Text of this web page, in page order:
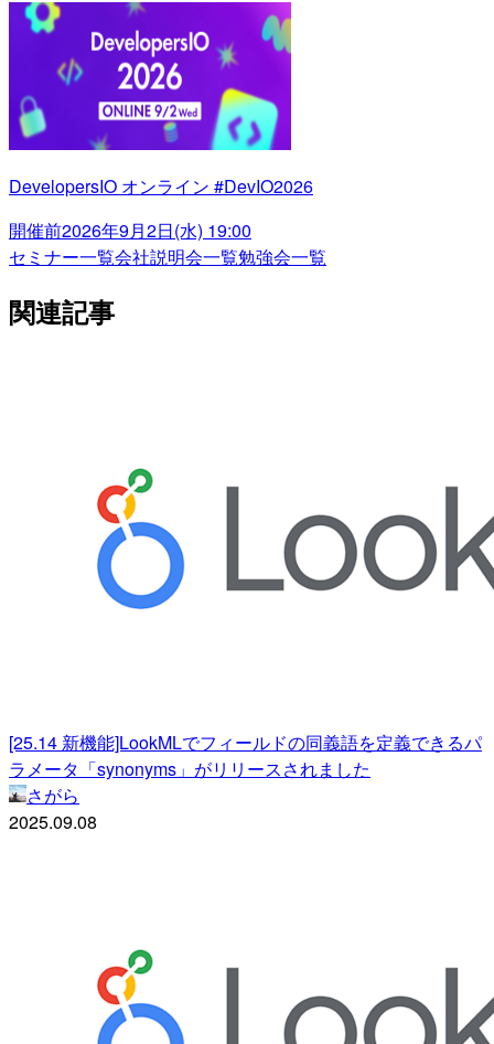
DevelopersIO オンライン #DevIO2026
開催前2026年9月2日(水) 19:00
セミナー一覧会社説明会一覧勉強会一覧
関連記事
[25.14 新機能]LookMLでフィールドの同義語を定義できるパ
ラメータ「synonyms」がリリースされました
さがら
2025.09.08